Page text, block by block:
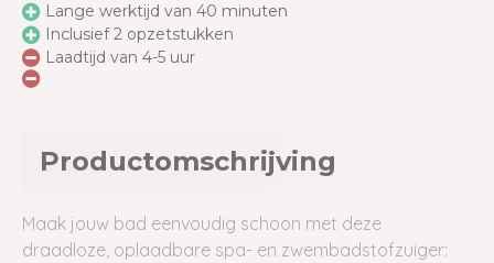
Lange werktijd van 40 minuten
Inclusief 2 opzetstukken
Laadtijd van 4-5 uur
Productomschrijving
Maak jouw bad eenvoudig schoon met deze
draadloze, oplaadbare spa- en zwembadstofzuiger: